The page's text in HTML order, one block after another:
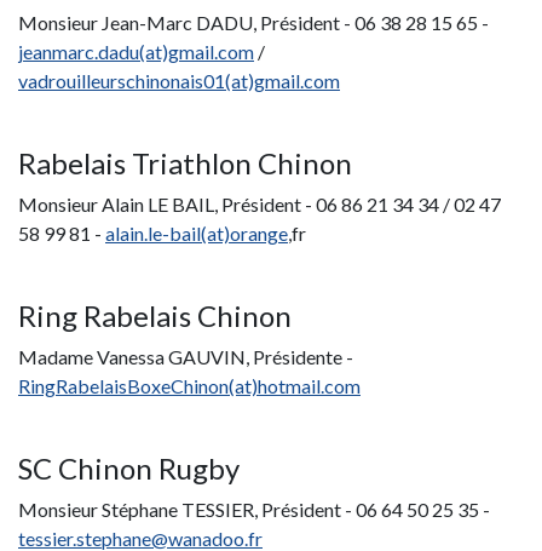
Monsieur Jean-Marc DADU, Président - 06 38 28 15 65 -
jeanmarc.dadu(at)gmail.com /
vadrouilleurschinonais01(at)gmail.com
Rabelais Triathlon Chinon
Monsieur Alain LE BAIL, Président - 06 86 21 34 34 / 02 47
58 99 81 - alain.le-bail(at)orange,fr
Ring Rabelais Chinon
Madame Vanessa GAUVIN, Présidente -
RingRabelaisBoxeChinon(at)hotmail.com
SC Chinon Rugby
Monsieur Stéphane TESSIER, Président - 06 64 50 25 35 -
tessier.stephane@wanadoo.fr